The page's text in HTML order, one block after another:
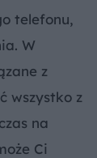
telefonu,
W
z
wszystko z
na
Ci